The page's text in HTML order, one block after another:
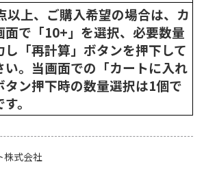
上、ご購入希望の場合は、カ
面で「10+」を選択、必要数量
し「再計算」ボタンを押下して
い。当画面での「カートに入れ
タン押下時の数量選択は1個で
。
株式会社